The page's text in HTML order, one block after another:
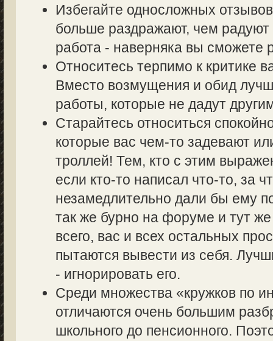
Избегайте односложных
больше раздражают, чем
работа - наверняка вы сможете
Относитесь терпимо к критике
Вместо возмущения и обид
работы, которые не дадут
Старайтесь относиться
которые вас чем-то задевают
троллей! Тем, кто с этим
если кто-то написал что-то, за
незамедлительно дали бы ему
так же бурно на форуме и тут
всего, вас и всех остальных
пытаются вывести из себя.
- игнорировать его.
Среди множества «кружков по
отличаются очень большим
школьного до пенсионного.